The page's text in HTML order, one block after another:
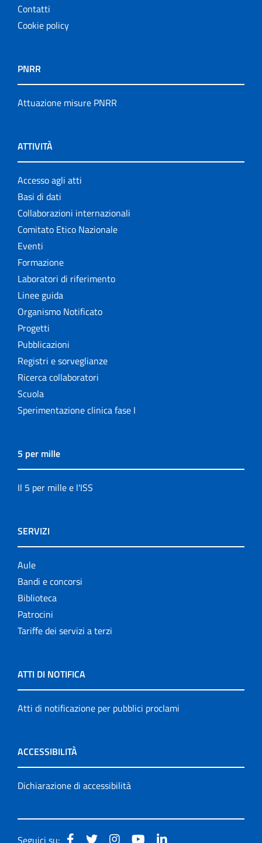
Contatti
Cookie policy
PNRR
Attuazione misure PNRR
ATTIVITÀ
Accesso agli atti
Basi di dati
Collaborazioni internazionali
Comitato Etico Nazionale
Eventi
Formazione
Laboratori di riferimento
Linee guida
Organismo Notificato
Progetti
Pubblicazioni
Registri e sorveglianze
Ricerca collaboratori
Scuola
Sperimentazione clinica fase I
5 per mille
Il 5 per mille e l'ISS
SERVIZI
Aule
Bandi e concorsi
Biblioteca
Patrocini
Tariffe dei servizi a terzi
ATTI DI NOTIFICA
Atti di notificazione per pubblici proclami
ACCESSIBILITÀ
Dichiarazione di accessibilità
Seguici su: